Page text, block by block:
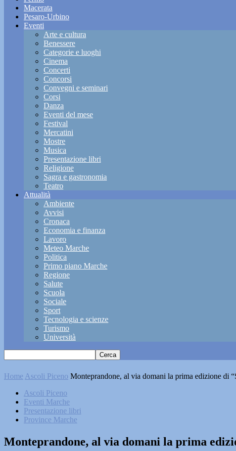
Macerata
Pesaro-Urbino
Eventi
Arte e cultura
Benessere
Categorie e luoghi
Cinema
Concerti
Concorsi
Convegni e seminari
Corsi
Danza
Eventi del mese
Festival
Mercatini
Mostre
Musica
Presentazione libri
Religione
Sagra e gastronomia
Teatro
Attualità
Ambiente
Avvisi
Cronaca
Economia e finanza
Lavoro
Meteo Marche
Politica
Primo piano Marche
Regione
Salute
Scuola
Sociale
Sport
Tecnologia e scienze
Turismo
Università
Home Ascoli Piceno Monteprandone, al via domani la prima edizione di
Ascoli Piceno
Eventi Marche
Presentazione libri
Province Marche
Monteprandone, al via domani la prima